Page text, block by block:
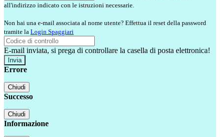
all'indirizzo indicato con le istruzioni necessarie.
Non hai una e-mail associata al nome utente? Effettua il reset della password
tramite la Login Spaggiari
E-mail inviata, si prega di controllare la casella di posta elettronica!
Errore
Chiudi
Successo
Chiudi
Informazione